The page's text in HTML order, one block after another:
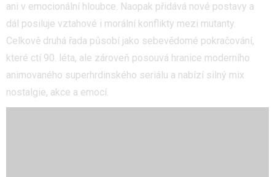
ani v emocionální hloubce. Naopak přidává nové postavy a
dál posiluje vztahové i morální konflikty mezi mutanty.
Celkově druhá řada působí jako sebevědomé pokračování,
které ctí 90. léta, ale zároveň posouvá hranice moderního
animovaného superhrdinského seriálu a nabízí silný mix
nostalgie, akce a emocí.